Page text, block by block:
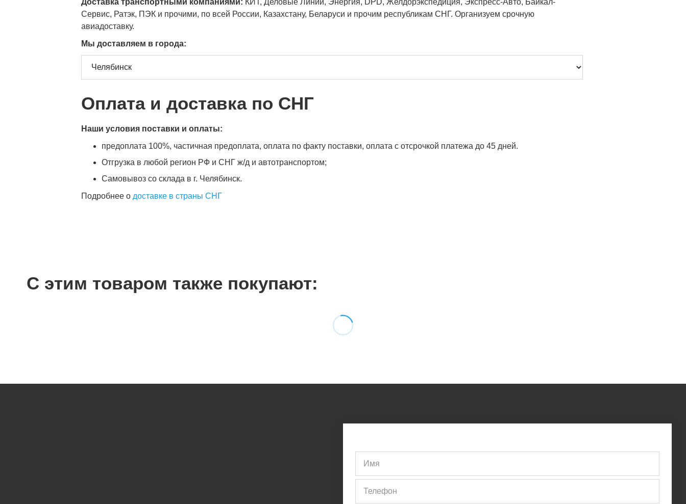
Доставка транспортными компаниями: КИТ, Деловые Линии, Энергия, DPD, Желдорэкспедиция, Экспресс-Авто, Байкал-
Сервис, Ратэк, ПЭК и прочими, по всей России, Казахстану, Беларуси и прочим республикам СНГ. Организуем срочную
авиадоставку.
Мы доставляем в города:
Оплата и доставка по СНГ
Наши условия поставки и оплаты:
предоплата 100%, частичная предоплата, оплата по факту поставки, оплата с отсрочкой платежа до 45 дней.
Отгрузка в любой регион РФ и СНГ ж/д и автотранспортом;
Самовывоз со склада в г. Челябинск.
Подробнее о доставке в страны СНГ
С этим товаром также покупают: